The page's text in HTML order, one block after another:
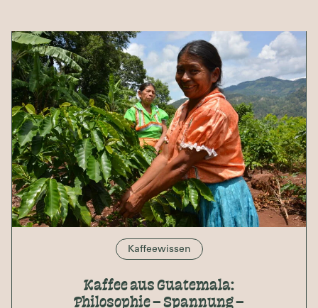
Kaffeewissen
Kaffee aus Guatemala:
Philosophie – Spannung –